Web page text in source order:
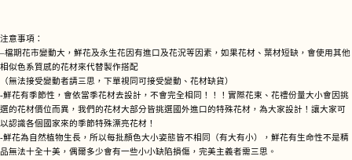
注意事項：
–檔期花市變動大，鮮花及永生花因有進口及花況等因素，如果花材、葉材短缺，會使用其他
相似色系質感的花材來代替製作搭配
（無法接受變動者請三思，下單視同可接受變動、花材缺貨）
-鮮花有季節性，會依當季花材去設計，不會完全相同！！！實際花束、花禮份量大小會因挑
選的花材價位而異，我們的花材大部分皆挑選國外進口的特殊花材，為大家設計！讓大家可
以認識各個國家來的季節特殊漂亮花材！
-鮮花為自然植物生長，所以每批顏色大小姿態皆不相同（有大有小），鮮花有生命性不是精
品無法十全十美，偶爾多少會有一些小小缺陷損傷，完美主義者需三思。